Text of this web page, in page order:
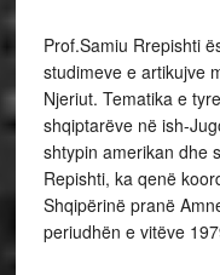
Prof.Samiu Rrepishti
studimeve e artikujve
Njeriut. Tematika e
shqiptarëve në ish-
shtypin amerikan dhe
Repishti, ka qenë
Shqipërinë pranë
periudhën e vitëve